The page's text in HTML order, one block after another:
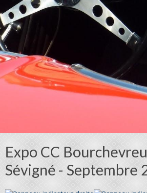
Expo CC
Sévigné - Septembre